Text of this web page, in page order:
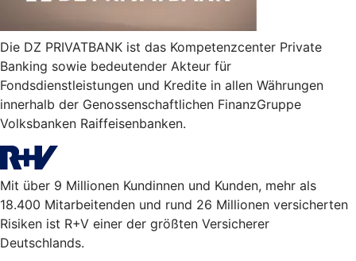
Die DZ PRIVATBANK ist das Kompetenzcenter Private
Banking sowie bedeutender Akteur für
Fondsdienstleistungen und Kredite in allen Währungen
innerhalb der Genossenschaftlichen FinanzGruppe
Volksbanken Raiffeisenbanken.
Mit über 9 Millionen Kundinnen und Kunden, mehr als
18.400 Mitarbeitenden und rund 26 Millionen versicherten
Risiken ist R+V einer der größten Versicherer
Deutschlands.